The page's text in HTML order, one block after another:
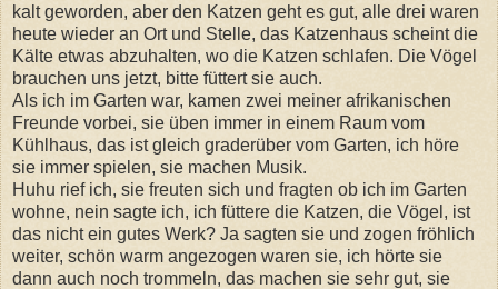
kalt geworden, aber den Katzen geht es gut, alle drei waren
heute wieder an Ort und Stelle, das Katzenhaus scheint die
Kälte etwas abzuhalten, wo die Katzen schlafen. Die Vögel
brauchen uns jetzt, bitte füttert sie auch.
Als ich im Garten war, kamen zwei meiner afrikanischen
Freunde vorbei, sie üben immer in einem Raum vom
Kühlhaus, das ist gleich graderüber vom Garten, ich höre
sie immer spielen, sie machen Musik.
Huhu rief ich, sie freuten sich und fragten ob ich im Garten
wohne, nein sagte ich, ich füttere die Katzen, die Vögel, ist
das nicht ein gutes Werk? Ja sagten sie und zogen fröhlich
weiter, schön warm angezogen waren sie, ich hörte sie
dann auch noch trommeln, das machen sie sehr gut, sie